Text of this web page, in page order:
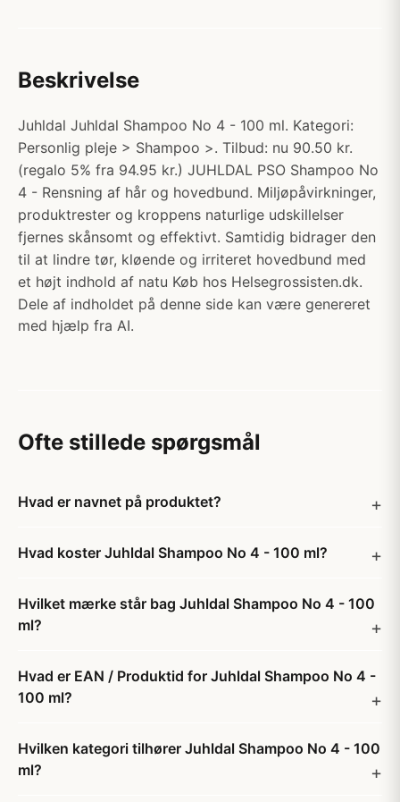
Beskrivelse
Juhldal Juhldal Shampoo No 4 - 100 ml. Kategori:
Personlig pleje > Shampoo >. Tilbud: nu 90.50 kr.
(regalo 5% fra 94.95 kr.) JUHLDAL PSO Shampoo No
4 - Rensning af hår og hovedbund. Miljøpåvirkninger,
produktrester og kroppens naturlige udskillelser
fjernes skånsomt og effektivt. Samtidig bidrager den
til at lindre tør, kløende og irriteret hovedbund med
et højt indhold af natu Køb hos Helsegrossisten.dk.
Dele af indholdet på denne side kan være genereret
med hjælp fra AI.
Ofte stillede spørgsmål
Hvad er navnet på produktet?
Hvad koster Juhldal Shampoo No 4 - 100 ml?
Hvilket mærke står bag Juhldal Shampoo No 4 - 100
ml?
Hvad er EAN / Produktid for Juhldal Shampoo No 4 -
100 ml?
Hvilken kategori tilhører Juhldal Shampoo No 4 - 100
ml?